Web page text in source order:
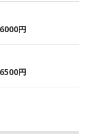
円
円